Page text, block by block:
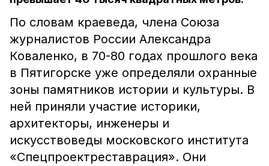
По словам краеведа, члена Союза
журналистов России Александра
Коваленко, в 70-80 годах прошлого века
в Пятигорске уже определяли охранные
зоны памятников истории и культуры. В
ней приняли участие историки,
архитекторы, инженеры и
искусствоведы московского института
«Спецпроектреставрация». Они